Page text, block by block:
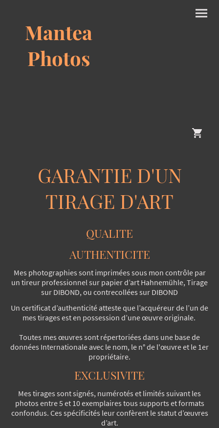
Mantea
Photos
GARANTIE D'UN
TIRAGE D'ART
QUALITE
AUTHENTICITE
Mes photographies sont imprimées sous mon contrôle par
un tireur professionnel sur papier d’art Hahnemühle, Tirage
sur DIBOND, ou contrecollées sur DIBOND
Un certificat d’authenticité atteste que l’acquéreur de l’un de
mes tirages est en possession d’une œuvre originale.
Toutes mes œuvres sont répertoriées dans une base de
données Internationale avec le nom, le n° de l'œuvre et le 1er
propriétaire.
EXCLUSIVITE
Mes tirages sont signés, numérotés et limités suivant les
photos entre 5 et 10 exemplaires tous supports et formats
confondus. Ces spécificités leur confèrent le statut d’œuvres
d’art.